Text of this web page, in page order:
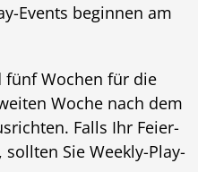
Events beginnen am
fünf Wochen für die
Woche nach dem
Falls Ihr Feier-
Sie Weekly-Play-